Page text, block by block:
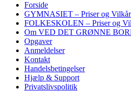
Forside
GYMNASIET – Priser og Vilkår
FOLKESKOLEN – Priser og
Om VED DET GRØNNE
Opgaver
Anmeldelser
Kontakt
Handelsbetingelser
Hjælp & Support
Privatslivspolitik